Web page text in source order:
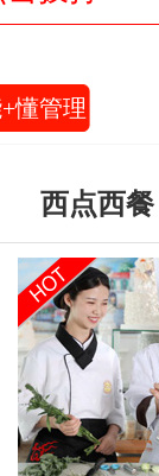
懂管理
西点西餐